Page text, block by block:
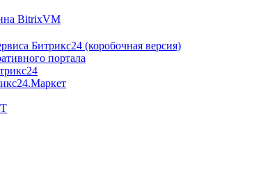
BitrixVM
Битрикс24 (коробочная версия)
портала